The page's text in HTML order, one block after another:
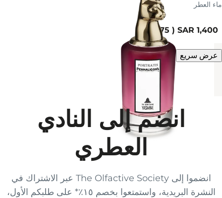
الشريك المثالي؟
ماء العطر
عرض سريع
انضم إلى النادي
العطري
انضموا إلى The Olfactive Society عبر الاشتراك في
النشرة البريدية، واستمتعوا بخصم ١٥٪* على طلبكم الأول،